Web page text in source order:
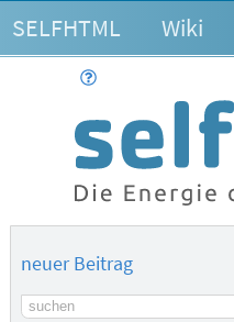
SELFHTML Wiki
neuer Beitrag
Suchbegriff